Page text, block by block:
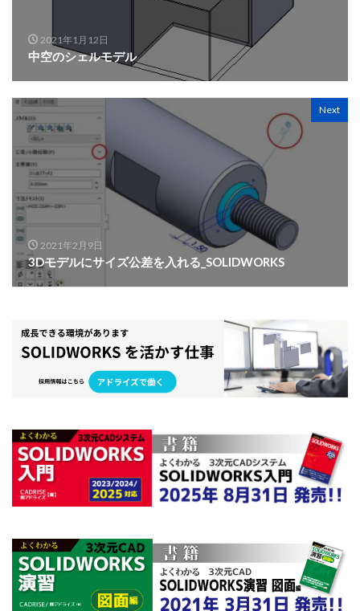
2021年1月12日
中空のシェルモデル
Next
2021年2月9日
3Dモデルにサイズ公差を入れる_SOLIDWORKS